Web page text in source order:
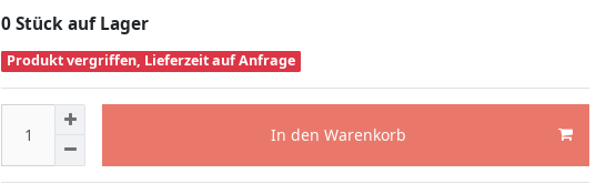
0 Stück auf Lager
Produkt vergriffen, Lieferzeit auf Anfrage
In den Warenkorb